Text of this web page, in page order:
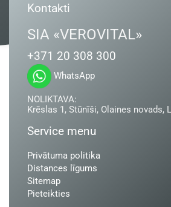
Kontakti
SIA «VEROVITAL»
+371 20 308 300
WhatsApp
NOLIKTAVA:
Krēslas 1, Stūnīši, Olaines novads,
Service menu
Privātuma politika
Distances līgums
Sitemap
Pieteikties